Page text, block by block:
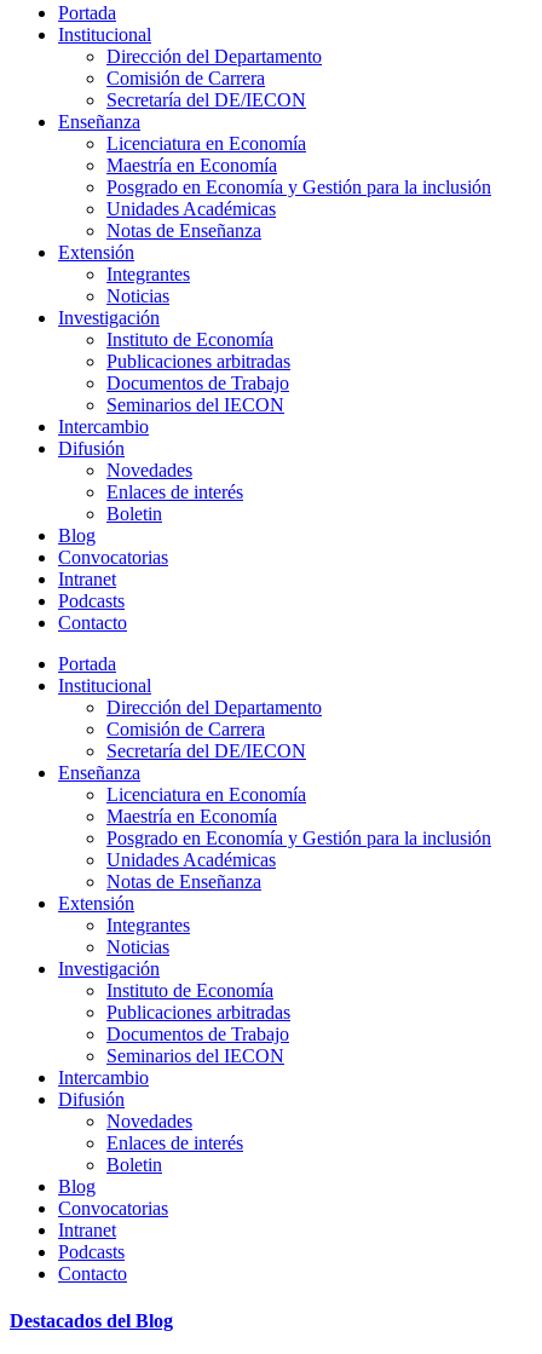
Portada
Institucional
Dirección del Departamento
Comisión de Carrera
Secretaría del DE/IECON
Enseñanza
Licenciatura en Economía
Maestría en Economía
Posgrado en Economía y Gestión para la inclusión
Unidades Académicas
Notas de Enseñanza
Extensión
Integrantes
Noticias
Investigación
Instituto de Economía
Publicaciones arbitradas
Documentos de Trabajo
Seminarios del IECON
Intercambio
Difusión
Novedades
Enlaces de interés
Boletin
Blog
Convocatorias
Intranet
Podcasts
Contacto
Portada
Institucional
Dirección del Departamento
Comisión de Carrera
Secretaría del DE/IECON
Enseñanza
Licenciatura en Economía
Maestría en Economía
Posgrado en Economía y Gestión para la inclusión
Unidades Académicas
Notas de Enseñanza
Extensión
Integrantes
Noticias
Investigación
Instituto de Economía
Publicaciones arbitradas
Documentos de Trabajo
Seminarios del IECON
Intercambio
Difusión
Novedades
Enlaces de interés
Boletin
Blog
Convocatorias
Intranet
Podcasts
Contacto
Destacados del Blog